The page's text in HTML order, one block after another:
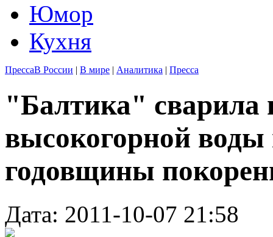
Юмор
Кухня
ПрессаВ России | В мире | Аналитика | Пресса
"Балтика" сварила
высокогорной воды
годовщины
Дата: 2011-10-07 21:58